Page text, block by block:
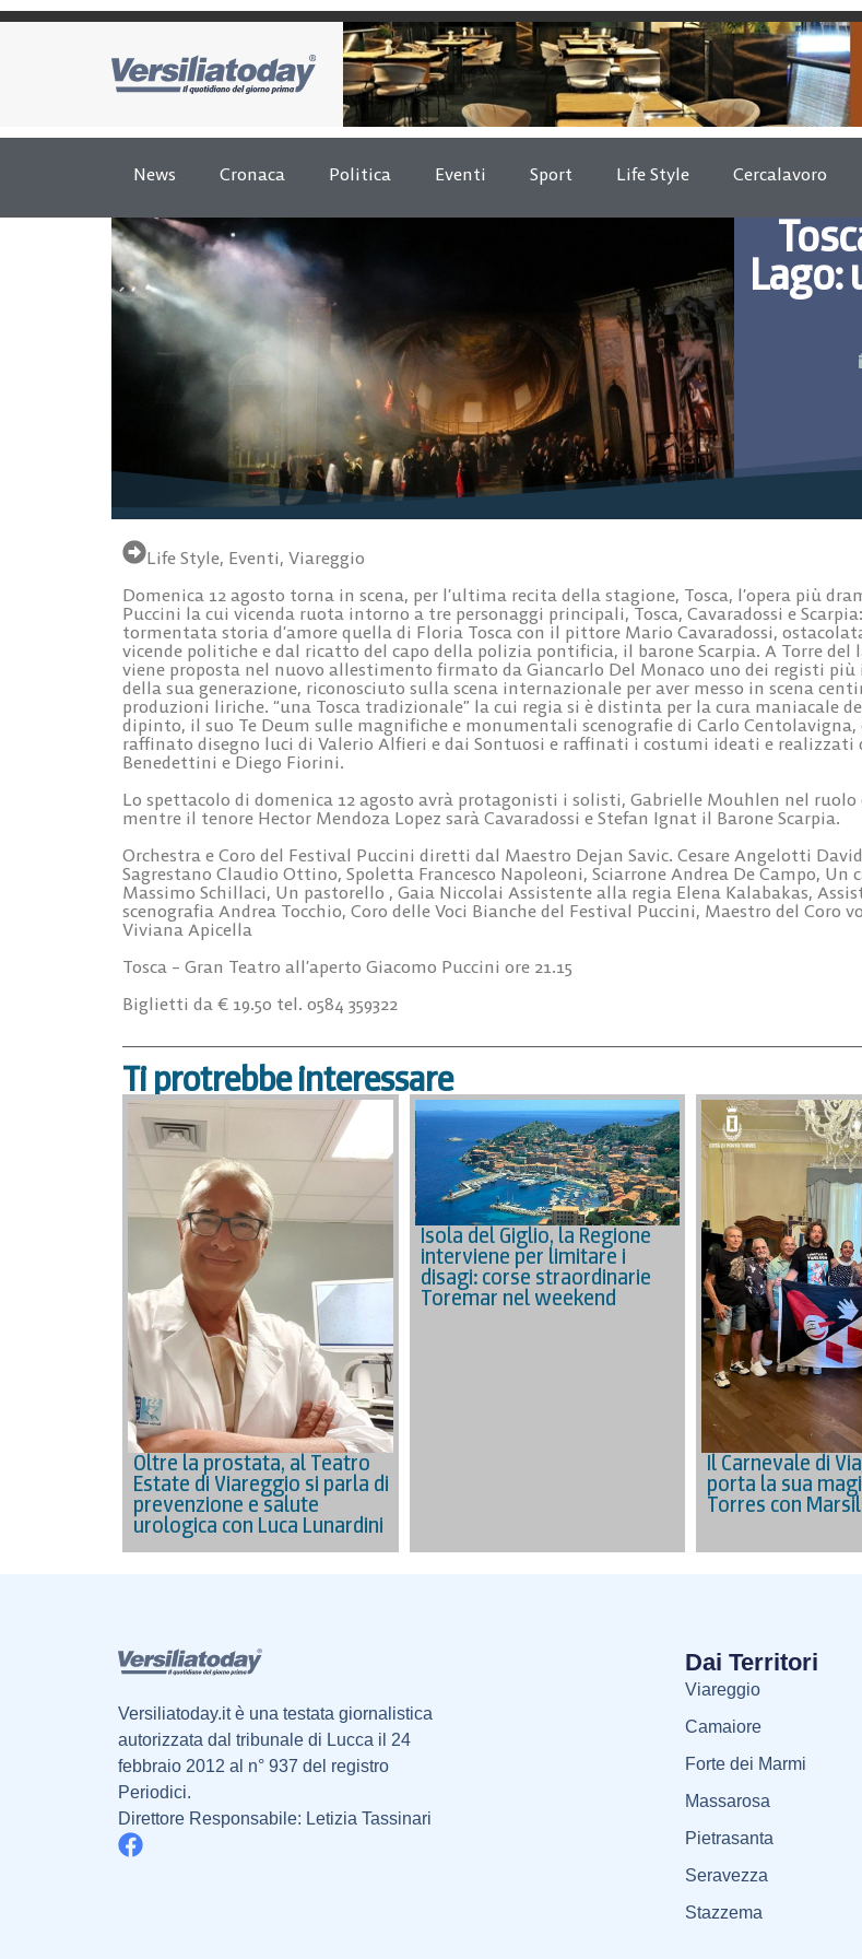
News Cronaca Politica Eventi Sport Life Style Cercalavoro
Life Style, Eventi, Viareggio
Domenica 12 agosto torna in scena, per l’ultima recita della stagione, Tosca, l’opera più
Puccini la cui vicenda ruota intorno a tre personaggi principali, Tosca, Cavaradossi e
tormentata storia d’amore quella di Floria Tosca con il pittore Mario Cavaradossi,
vicende politiche e dal ricatto del capo della polizia pontificia, il barone Scarpia. A Torre del
viene proposta nel nuovo allestimento firmato da Giancarlo Del Monaco uno dei registi
della sua generazione, riconosciuto sulla scena internazionale per aver messo in scena
produzioni liriche. “una Tosca tradizionale” la cui regia si è distinta per la cura maniacale
dipinto, il suo Te Deum sulle magnifiche e monumentali scenografie di Carlo Centolavigna,
raffinato disegno luci di Valerio Alfieri e dai Sontuosi e raffinati i costumi ideati e realizzati
Benedettini e Diego Fiorini.
Lo spettacolo di domenica 12 agosto avrà protagonisti i solisti, Gabrielle Mouhlen nel
mentre il tenore Hector Mendoza Lopez sarà Cavaradossi e Stefan Ignat il Barone Scarpia.
Orchestra e Coro del Festival Puccini diretti dal Maestro Dejan Savic. Cesare Angelotti
Sagrestano Claudio Ottino, Spoletta Francesco Napoleoni, Sciarrone Andrea De Campo, Un
Massimo Schillaci, Un pastorello , Gaia Niccolai Assistente alla regia Elena Kalabakas,
scenografia Andrea Tocchio, Coro delle Voci Bianche del Festival Puccini, Maestro del Coro
Viviana Apicella
Tosca – Gran Teatro all’aperto Giacomo Puccini ore 21.15
Biglietti da € 19.50 tel. 0584 359322
Ti protrebbe interessare
Oltre la prostata, al Teatro
Estate di Viareggio si parla di
prevenzione e salute
urologica con Luca Lunardini
Isola del Giglio, la Regione
interviene per limitare i
disagi: corse straordinarie
Toremar nel weekend
Il Carnevale di
porta la sua
Torres con
Versiliatoday.it è una testata giornalistica
autorizzata dal tribunale di Lucca il 24
febbraio 2012 al n° 937 del registro
Periodici.
Direttore Responsabile: Letizia Tassinari
Dai Territori
Viareggio
Camaiore
Forte dei Marmi
Massarosa
Pietrasanta
Seravezza
Stazzema